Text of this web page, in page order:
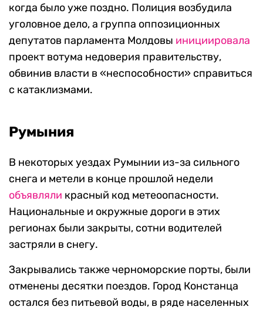
когда было уже поздно. Полиция возбудила
уголовное дело, а группа оппозиционных
депутатов парламента Молдовы инициировала
проект вотума недоверия правительству,
обвинив власти в «неспособности» справиться
с катаклизмами.
Румыния
В некоторых уездах Румынии из-за сильного
снега и метели в конце прошлой недели
объявляли красный код метеоопасности.
Национальные и окружные дороги в этих
регионах были закрыты, сотни водителей
застряли в снегу.
Закрывались также черноморские порты, были
отменены десятки поездов. Город Констанца
остался без питьевой воды, в ряде населенных